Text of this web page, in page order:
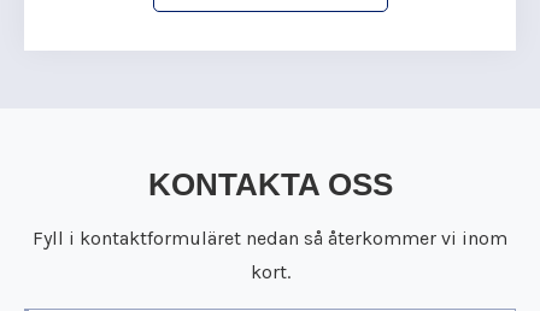
KONTAKTA OSS
Fyll i kontaktformuläret nedan så återkommer vi inom
kort.